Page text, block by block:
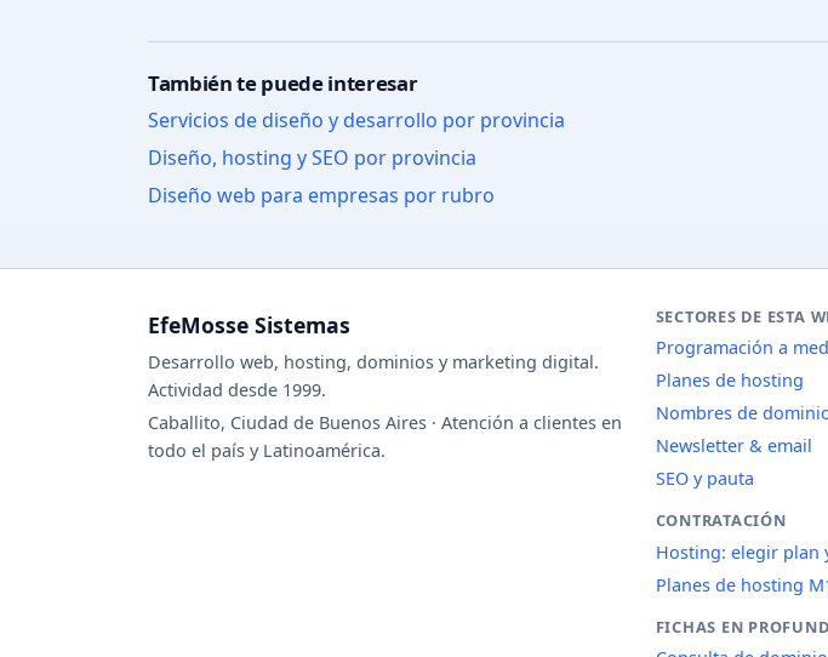
También te puede interesar
Servicios de diseño y desarrollo por provincia
Diseño, hosting y SEO por provincia
Diseño web para empresas por rubro
EfeMosse Sistemas
Desarrollo web, hosting, dominios y marketing digital.
Actividad desde 1999.
Caballito, Ciudad de Buenos Aires · Atención a clientes en
todo el país y Latinoamérica.
SECTORES DE ESTA
Programación a
Planes de hosting
Nombres de
Newsletter & email
SEO y pauta
CONTRATACIÓN
Hosting: elegir plan
Planes de hosting
FICHAS EN